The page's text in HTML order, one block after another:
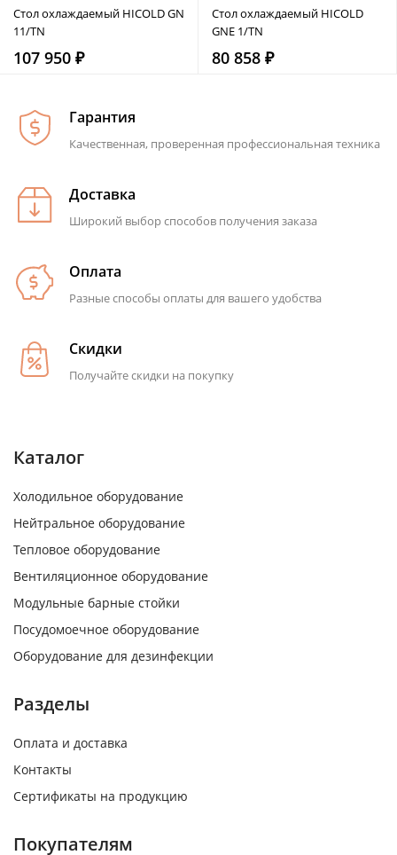
Стол охлаждаемый HICOLD GN
11/TN
107 950 ₽
Стол охлаждаемый HICOLD
GNE 1/TN
80 858 ₽
Гарантия
Качественная, проверенная профессиональная техника
Доставка
Широкий выбор способов получения заказа
Оплата
Разные способы оплаты для вашего удобства
Скидки
Получайте скидки на покупку
Каталог
Холодильное оборудование
Нейтральное оборудование
Тепловое оборудование
Вентиляционное оборудование
Модульные барные стойки
Посудомоечное оборудование
Оборудование для дезинфекции
Разделы
Оплата и доставка
Контакты
Сертификаты на продукцию
Покупателям